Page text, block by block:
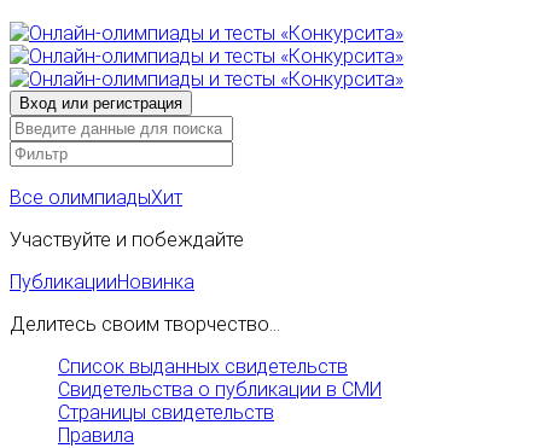
Все олимпиадыХит
Участвуйте и побеждайте
ПубликацииНовинка
Делитесь своим творчество...
Список выданных свидетельств
Свидетельства о публикации в СМИ
Страницы свидетельств
Правила